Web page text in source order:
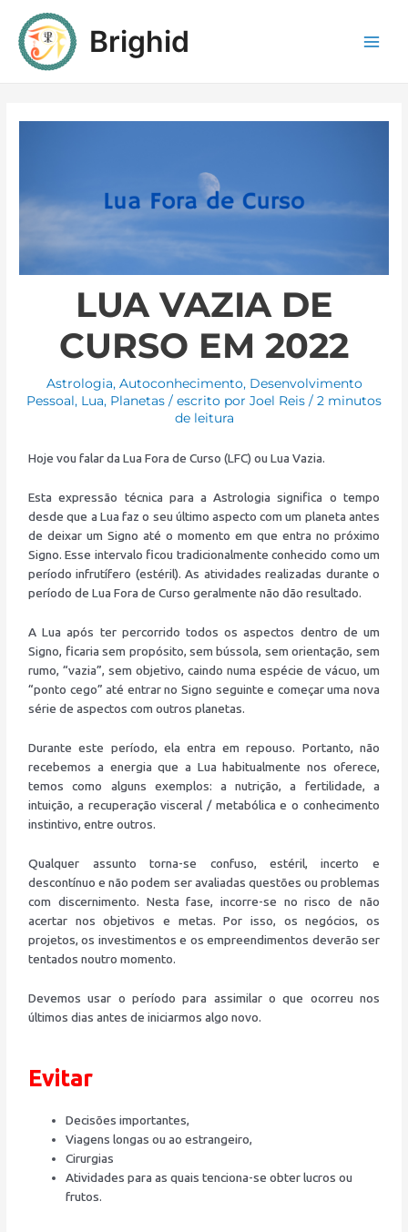
Brighid
LUA VAZIA DE
CURSO EM 2022
Astrologia, Autoconhecimento, Desenvolvimento
Pessoal, Lua, Planetas / escrito por Joel Reis / 2 minutos
de leitura
Hoje vou falar da Lua Fora de Curso (LFC) ou Lua Vazia.
Esta expressão técnica para a Astrologia significa o tempo
desde que a Lua faz o seu último aspecto com um planeta antes
de deixar um Signo até o momento em que entra no próximo
Signo. Esse intervalo ficou tradicionalmente conhecido como um
período infrutífero (estéril). As atividades realizadas durante o
período de Lua Fora de Curso geralmente não dão resultado.
A Lua após ter percorrido todos os aspectos dentro de um
Signo, ficaria sem propósito, sem bússola, sem orientação, sem
rumo, “vazia”, sem objetivo, caindo numa espécie de vácuo, um
“ponto cego” até entrar no Signo seguinte e começar uma nova
série de aspectos com outros planetas.
Durante este período, ela entra em repouso. Portanto, não
recebemos a energia que a Lua habitualmente nos oferece,
temos como alguns exemplos: a nutrição, a fertilidade, a
intuição, a recuperação visceral / metabólica e o conhecimento
instintivo, entre outros.
Qualquer assunto torna-se confuso, estéril, incerto e
descontínuo e não podem ser avaliadas questões ou problemas
com discernimento. Nesta fase, incorre-se no risco de não
acertar nos objetivos e metas. Por isso, os negócios, os
projetos, os investimentos e os empreendimentos deverão ser
tentados noutro momento.
Devemos usar o período para assimilar o que ocorreu nos
últimos dias antes de iniciarmos algo novo.
Evitar
Decisões importantes,
Viagens longas ou ao estrangeiro,
Cirurgias
Atividades para as quais tenciona-se obter lucros ou
frutos.